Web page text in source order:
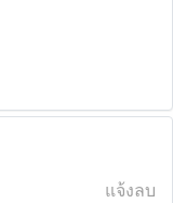
แจ้งลบ